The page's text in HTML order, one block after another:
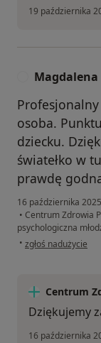
19 października
Magdalena
osoba.
dziecku.
światełko w
prawdę
16 października 2025
• Centrum Zdrowia
psychologiczna
• w opinii
zgłoś nadużycie
Centrum
Dziękujemy
16 października